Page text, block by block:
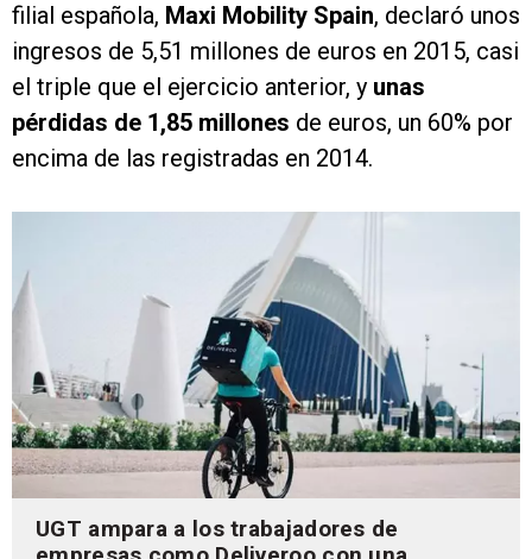
filial española, Maxi Mobility Spain, declaró unos
ingresos de 5,51 millones de euros en 2015, casi
el triple que el ejercicio anterior, y unas
pérdidas de 1,85 millones de euros, un 60% por
encima de las registradas en 2014.
UGT ampara a los trabajadores de